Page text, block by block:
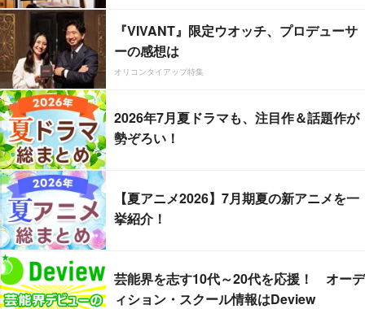
『VIVANT』限定ウオッチ、プロデューサ
ーの感想は
オリコンタイアップ特集
2026年7月夏ドラマも、注目作＆話題作が
勢ぞろい！
【夏アニメ2026】7月期夏の新アニメを一
挙紹介！
芸能界を志す10代～20代を応援！ オーデ
ィション・スクール情報はDeview